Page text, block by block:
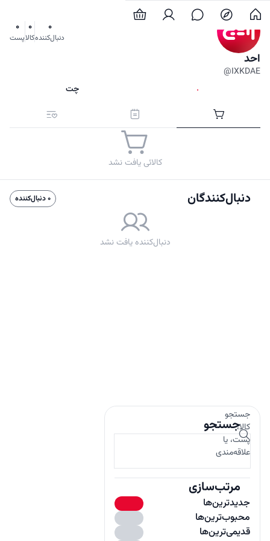
0
دنبال‌کننده
0
کالا
0
پست
احد
@IXKDAE
دنبال کردن
چت
کالاها پست‌ها علاقه‌مندی‌ها
کالائی یافت نشد
جستجو
جستجو
کالا،
پست، یا
علاقه‌مندی
مرتب‌سازی
جدیدترین‌ها
محبوب‌ترین‌ها
قدیمی‌ترین‌ها
دنبال‌کنندگان 0 دنبال‌کننده
دنبال‌کننده یافت نشد